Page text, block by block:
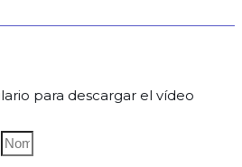
para descargar el vídeo